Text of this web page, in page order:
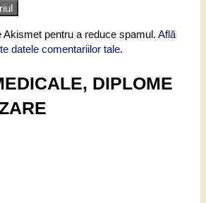
pentru a reduce spamul. Află
datele comentariilor tale.
DIPLOME